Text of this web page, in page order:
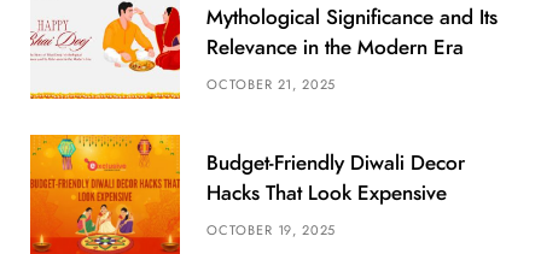
Mythological Significance and Its
Relevance in the Modern Era
OCTOBER 21, 2025
Budget-Friendly Diwali Decor
Hacks That Look Expensive
OCTOBER 19, 2025